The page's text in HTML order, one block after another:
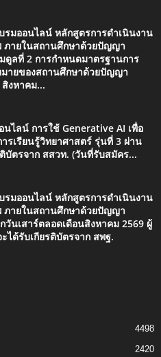
รมออนไลน์ หลักสูตรการดำเนินงาน
ายในสถานศึกษาด้วยปัญญา
ดูลที่ 2 การกำหนดมาตรฐานการ
มายของสถานศึกษาด้วยปัญญา
งหาคม...
ไลน์ การใช้ Generative AI เพื่อ
รเรียนรู้วิทยาศาสตร์ รุ่นที่ 3 ผ่าน
บัตรจาก สสวท. (วันที่รับสมัคร...
รมออนไลน์ หลักสูตรการดำเนินงาน
ายในสถานศึกษาด้วยปัญญา
วันเสาร์ตลอดเดือนสิงหาคม 2569 ผู้
ได้รับเกียรติบัตรจาก สพฐ.
4498
2420